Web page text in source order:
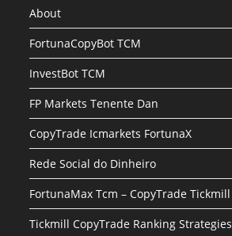
About
FortunaCopyBot TCM
InvestBot TCM
FP Markets Tenente Dan
CopyTrade Icmarkets FortunaX
Rede Social do Dinheiro
FortunaMax Tcm – CopyTrade Tickmill
Tickmill CopyTrade Ranking Strategies